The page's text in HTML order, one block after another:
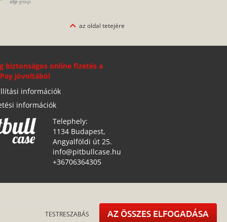
az oldal tetejére
biztonságos online fizetés a
jóvoltából
információk
információk
Telephely:
1134 Budapest,
Angyalföldi út 25.
info@pitbullcase.hu
+36706364305
TESTRESZABÁS AZ ÖSSZES ELFOGADÁSA